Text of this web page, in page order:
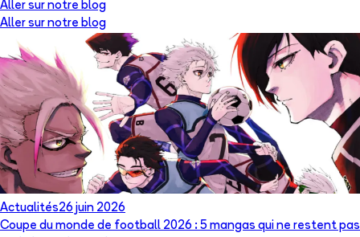
Aller sur notre blog
Aller sur notre blog
Actualités26 juin 2026
Coupe du monde de football 2026 : 5 mangas qui ne restent pas